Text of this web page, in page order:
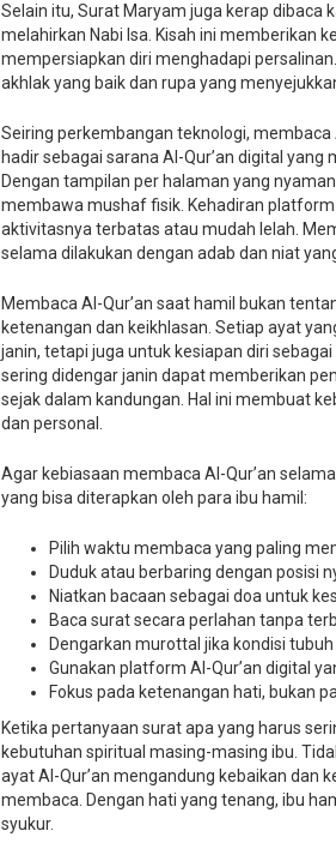
Selain itu, Surat Maryam juga kerap dibaca
melahirkan Nabi Isa. Kisah ini memberikan
mempersiapkan diri menghadapi
akhlak yang baik dan rupa yang
Seiring perkembangan teknologi,
hadir sebagai sarana Al-Qur’an digital
Dengan tampilan per halaman yang
membawa mushaf fisik. Kehadiran
aktivitasnya terbatas atau mudah lelah.
selama dilakukan dengan adab dan niat
Membaca Al-Qur’an saat hamil bukan
ketenangan dan keikhlasan. Setiap ayat
janin, tetapi juga untuk kesiapan diri
sering didengar janin dapat memberikan
sejak dalam kandungan. Hal ini membuat
dan personal.
Agar kebiasaan membaca Al-Qur’an
yang bisa diterapkan oleh para ibu hamil:
Pilih waktu membaca yang paling
Duduk atau berbaring dengan posisi
Niatkan bacaan sebagai doa untuk
Baca surat secara perlahan tanpa
Dengarkan murottal jika kondisi
Gunakan platform Al-Qur’an digital
Fokus pada ketenangan hati, bukan
Ketika pertanyaan surat apa yang harus
kebutuhan spiritual masing-masing ibu.
ayat Al-Qur’an mengandung kebaikan dan
membaca. Dengan hati yang tenang, ibu
syukur.